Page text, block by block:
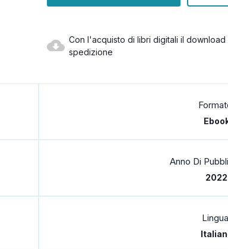
Con l'acquisto di libri digitali il
spedizione
Anno Di
2022